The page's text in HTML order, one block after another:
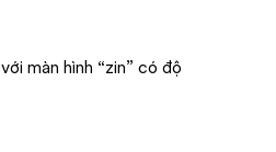
màn hình “zin” có độ